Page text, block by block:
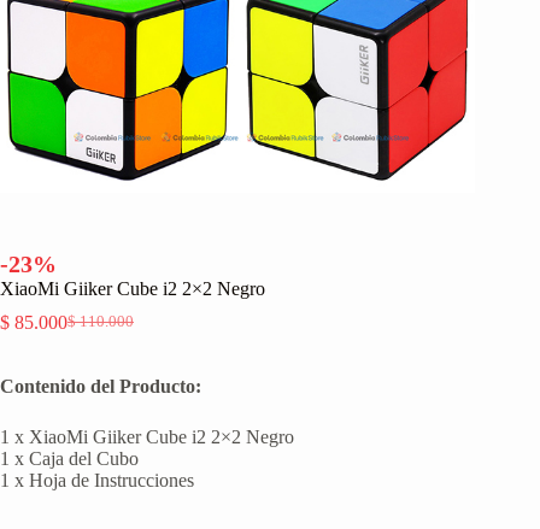
-23%
XiaoMi Giiker Cube i2 2×2 Negro
$110.000
El
era:
$ 85.000El
es:
Contenido del Producto:
1 x XiaoMi Giiker Cube i2 2×2 Negro
1 x Caja del Cubo
1 x Hoja de Instrucciones